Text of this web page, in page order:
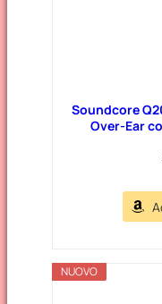
Soundcore
Over-Ear
NUOVO